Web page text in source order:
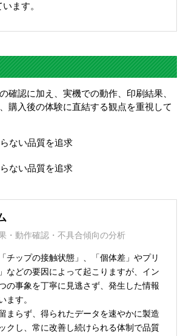
ます。
確認に加え、実機での動作、印刷結果、
購入後の体験に直結する観点を重視して
・動作確認・不具合傾向の分析
チップの接触状態」、「個体差」やプリ
などの要因によって起こりますが、イン
の事象を丁寧に見逃さず、発生した情報
ます。
まらず、得られたデータを速やかに製造
クし、常に改善し続けられる体制で品質